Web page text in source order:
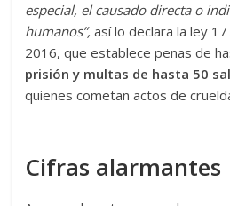
especial, el causado directa o
humanos”,así lo declara la ley
2016, que establece penas de
prisión y multas de hasta 50
quienes cometan actos de
Cifras alarmantes